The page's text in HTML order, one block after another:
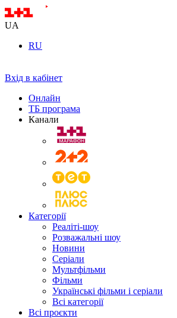
UA
RU
Вхід в кабінет
Онлайн
ТБ програма
Канали
Категорії
Реаліті-шоу
Розважальні шоу
Новини
Серіали
Мультфільми
Фільми
Українські фільми і серіали
Всі категорії
Всі проєкти